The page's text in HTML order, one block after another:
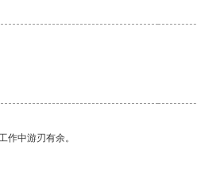
作中游刃有余。